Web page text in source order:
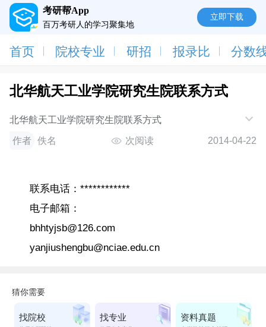
考研帮App
百万考研人的学习聚集地
立即下载
首页 院校专业 研招 报录比 分数
北华航天工业学院研究生院联系方式
北华航天工业学院研究生院联系方式
作者 佚名 次阅读 2014-04-22
联系电话：************
电子邮箱：
bhhtyjsb@126.com
yanjiushengbu@nciae.edu.cn